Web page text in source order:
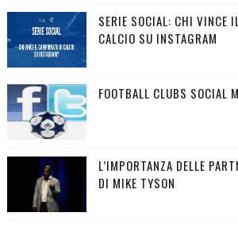
SERIE SOCIAL: CHI VINCE
CALCIO SU INSTAGRAM
FOOTBALL CLUBS SOCIAL
L’IMPORTANZA DELLE
DI MIKE TYSON